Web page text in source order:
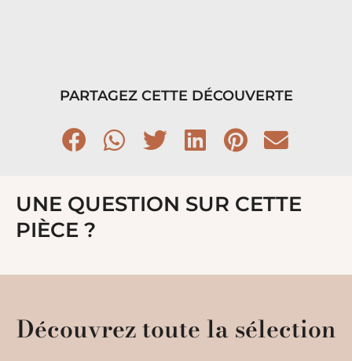
PARTAGEZ CETTE DÉCOUVERTE
UNE QUESTION SUR CETTE
PIÈCE ?
Découvrez toute la sélection